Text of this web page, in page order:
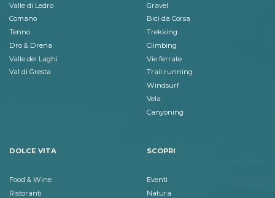
Valle di Ledro
Comano
Tenno
Dro & Drena
Valle dei Laghi
Val di Gresta
Gravel
Bici da Corsa
Trekking
Climbing
Vie ferrate
Trail running
Windsurf
Vela
Canyoning
DOLCE VITA
Food & Wine
Ristoranti
SCOPRI
Eventi
Natura